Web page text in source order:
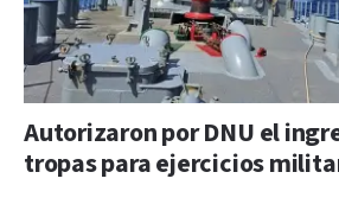
Autorizaron por DNU el
tropas para ejercicios